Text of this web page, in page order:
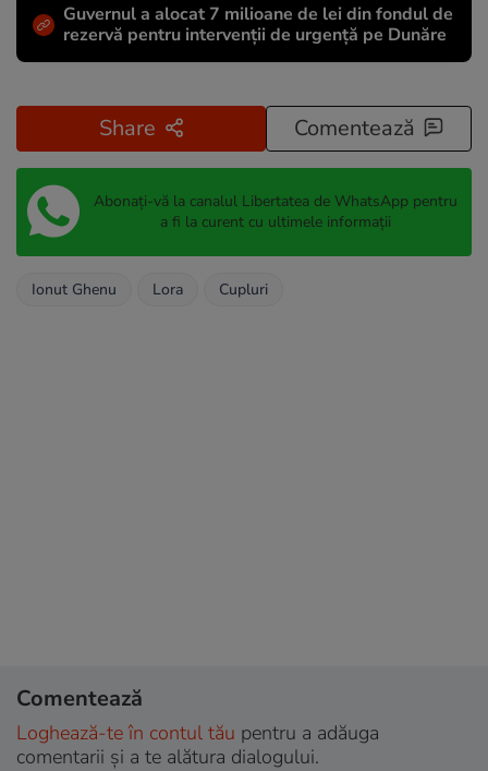
Guvernul a alocat 7 milioane de lei din fondul de
rezervă pentru intervenții de urgență pe Dunăre
Share Comentează
Abonați-vă la canalul Libertatea de WhatsApp pentru
a fi la curent cu ultimele informații
Ionut Ghenu Lora Cupluri
Comentează
Loghează-te în contul tău pentru a adăuga
comentarii și a te alătura dialogului.